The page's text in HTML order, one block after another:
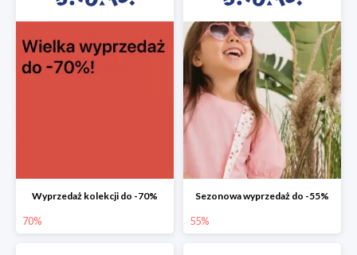
Wyprzedaż kolekcji do -70%
70%
Sezonowa wyprzedaż do -55%
55%